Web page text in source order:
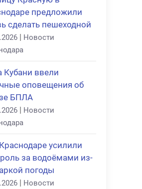
предложили
сделать пешеходной
| Новости
Кубани ввели
оповещения об
БПЛА
| Новости
усилили
за водоёмами из-
погоды
| Новости